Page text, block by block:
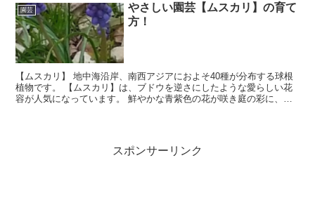
園芸
やさしい園芸【ムスカリ】の育て
方！
【ムスカリ】 地中海沿岸、南西アジアにおよそ40種が分布する球根
植物です。 【ムスカリ】は、ブドウを逆さにしたような愛らしい花
容が人気になっています。 鮮やかな青紫色の花が咲き庭の彩に、他
スポンサーリンク